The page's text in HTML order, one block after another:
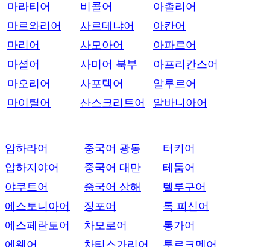
마라티어
마르와리어
마리어
마셜어
마오리어
마이틸어
비콜어
사르데냐어
사모아어
사미어 북부
사포텍어
산스크리트어
아촐리어
아칸어
아파르어
아프리칸스어
알루르어
알바니아어
암하라어
압하지야어
야쿠트어
에스토니아어
에스페란토어
에웨어
중국어 광동
중국어 대만
중국어 상해
징포어
차모로어
차티스가리어
터키어
테툼어
텔루구어
톡 피신어
통가어
투르크멘어